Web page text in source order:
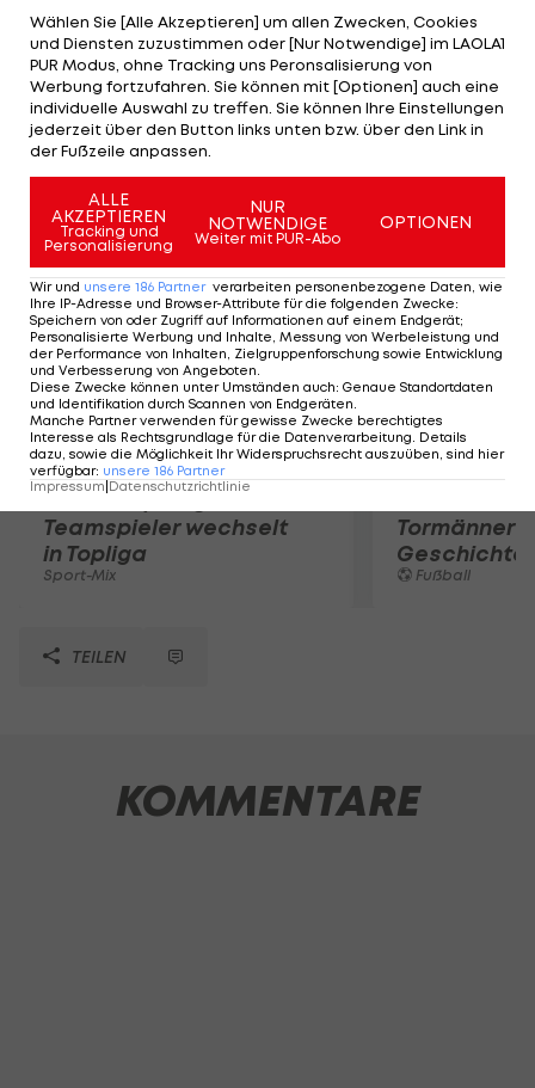
ersten Gegenkandidaten: Erich Kirisits. Der 53-
jährige Wiener war bereits 2001, als Edlinger ins
Amt gewählt wurde, ein Thema. Der General
Manager von Rank Xerox soll zum Einstand
frisches Geld in die lerre Klubkassa mitbringen.
Mehr zum Thema
Karrieresprung! ÖVV-
Teamspieler wechselt
in Topliga
Sport-Mix
Tormänner
Geschichte
Fußball
TEILEN
KOMMENTARE
Wählen Sie [Alle Akzeptieren] um allen Zwecken, Cookies
und Diensten zuzustimmen oder [Nur Notwendige] im LAOLA1
PUR Modus, ohne Tracking uns Peronsalisierung von
Werbung fortzufahren. Sie können mit [Optionen] auch eine
individuelle Auswahl zu treffen. Sie können Ihre Einstellungen
jederzeit über den Button links unten bzw. über den Link in
der Fußzeile anpassen.
ALLE
AKZEPTIEREN
Tracking und
Personalisierung
NUR
NOTWENDIGE
Weiter mit PUR-Abo
OPTIONEN
Wir und unsere 186 Partner verarbeiten personenbezogene Daten, wie
Ihre IP-Adresse und Browser-Attribute für die folgenden Zwecke:
Speichern von oder Zugriff auf Informationen auf einem Endgerät;
Personalisierte Werbung und Inhalte, Messung von Werbeleistung und
der Performance von Inhalten, Zielgruppenforschung sowie Entwicklung
und Verbesserung von Angeboten.
Diese Zwecke können unter Umständen auch: Genaue Standortdaten
und Identifikation durch Scannen von Endgeräten.
Manche Partner verwenden für gewisse Zwecke berechtigtes
Interesse als Rechtsgrundlage für die Datenverarbeitung. Details
dazu, sowie die Möglichkeit Ihr Widerspruchsrecht auszuüben, sind hier
verfügbar: unsere 186 Partner
Impressum Datenschutzrichtlinie